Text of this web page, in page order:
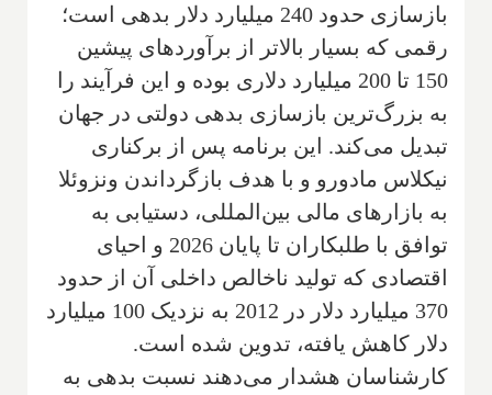
بازسازی حدود 240 میلیارد دلار بدهی است؛
رقمی که بسیار بالاتر از برآوردهای پیشین
150 تا 200 میلیارد دلاری بوده و این فرآیند را
به بزرگ‌ترین بازسازی بدهی دولتی در جهان
تبدیل می‌کند. این برنامه پس از برکناری
نیکلاس مادورو و با هدف بازگرداندن ونزوئلا
به بازارهای مالی بین‌المللی، دستیابی به
توافق با طلبکاران تا پایان 2026 و احیای
اقتصادی که تولید ناخالص داخلی آن از حدود
370 میلیارد دلار در 2012 به نزدیک 100 میلیارد
دلار کاهش یافته، تدوین شده است.
کارشناسان هشدار می‌دهند نسبت بدهی به